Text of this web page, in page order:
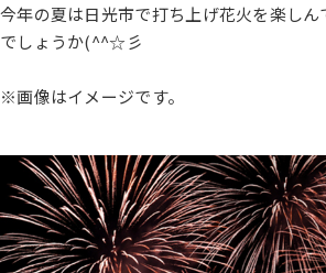
今年の夏は日光市で打ち上げ花火を楽しん
でしょうか(^^☆彡
※画像はイメージです。